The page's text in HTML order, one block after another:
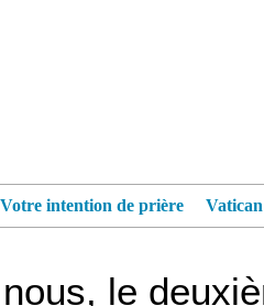
Votre intention de prière
le